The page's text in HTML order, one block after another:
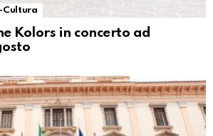
Cultura
Kolors in concerto ad